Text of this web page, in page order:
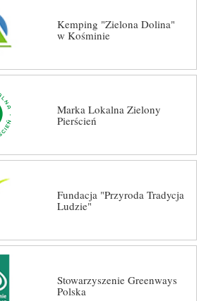
Kemping "Zielona Dolina"
w Kośminie
Marka Lokalna Zielony
Pierścień
Fundacja "Przyroda Tradycja
Ludzie"
Stowarzyszenie Greenways
Polska